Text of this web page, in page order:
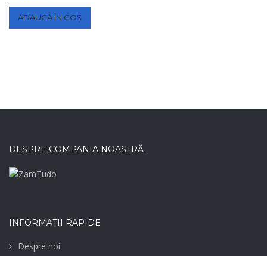
ADAUGĂ ÎN COȘ
DESPRE COMPANIA NOASTRĂ
INFORMATII RAPIDE
Despre noi